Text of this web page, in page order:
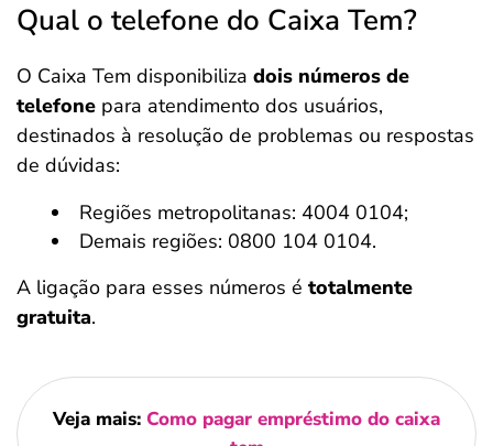
Qual o telefone do Caixa Tem?
O Caixa Tem disponibiliza dois números de
telefone para atendimento dos usuários,
destinados à resolução de problemas ou respostas
de dúvidas:
Regiões metropolitanas: 4004 0104;
Demais regiões: 0800 104 0104.
A ligação para esses números é totalmente
gratuita.
Veja mais: Como pagar empréstimo do caixa